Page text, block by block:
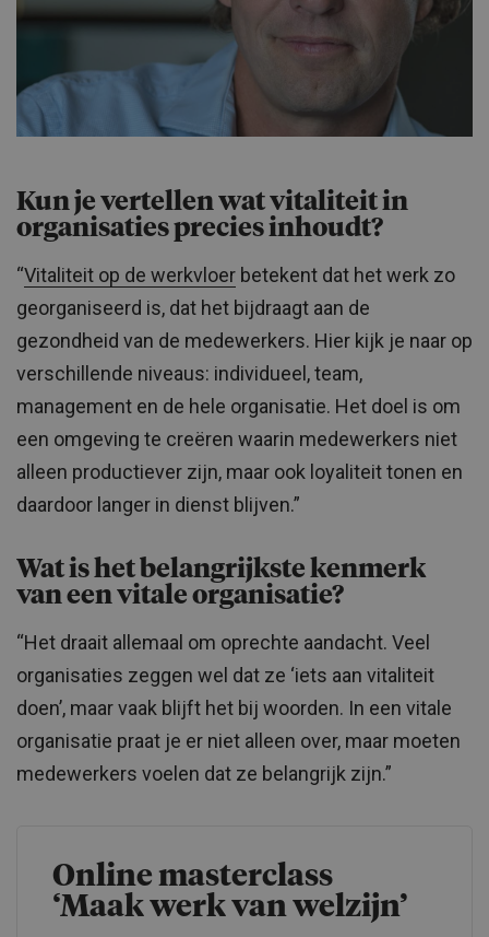
Kun je vertellen wat vitaliteit in
organisaties precies inhoudt?
“Vitaliteit op de werkvloer betekent dat het werk zo
georganiseerd is, dat het bijdraagt aan de
gezondheid van de medewerkers. Hier kijk je naar op
verschillende niveaus: individueel, team,
management en de hele organisatie. Het doel is om
een omgeving te creëren waarin medewerkers niet
alleen productiever zijn, maar ook loyaliteit tonen en
daardoor langer in dienst blijven.”
Wat is het belangrijkste kenmerk
van een vitale organisatie?
“Het draait allemaal om oprechte aandacht. Veel
organisaties zeggen wel dat ze ‘iets aan vitaliteit
doen’, maar vaak blijft het bij woorden. In een vitale
organisatie praat je er niet alleen over, maar moeten
medewerkers voelen dat ze belangrijk zijn.”
Online masterclass
‘Maak werk van welzijn’